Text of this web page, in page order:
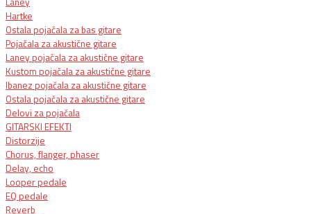
Hartke
Ostala pojačala za bas gitare
Pojačala za akustične gitare
Laney pojačala za akustične gitare
Kustom pojačala za akustične gitare
Ibanez pojačala za akustične gitare
Ostala pojačala za akustične gitare
Delovi za pojačala
GITARSKI EFEKTI
Distorzije
Chorus, flanger, phaser
Delay, echo
Looper pedale
EQ pedale
Reverb